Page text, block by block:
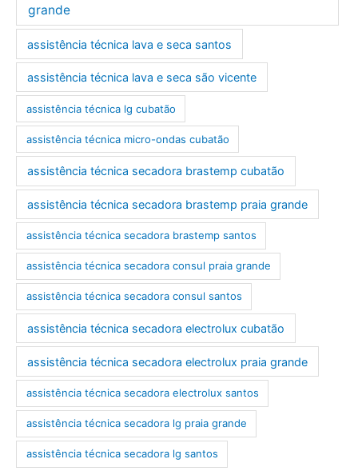
grande
assistência técnica lava e seca santos
assistência técnica lava e seca são vicente
assistência técnica lg cubatão
assistência técnica micro-ondas cubatão
assistência técnica secadora brastemp cubatão
assistência técnica secadora brastemp praia grande
assistência técnica secadora brastemp santos
assistência técnica secadora consul praia grande
assistência técnica secadora consul santos
assistência técnica secadora electrolux cubatão
assistência técnica secadora electrolux praia grande
assistência técnica secadora electrolux santos
assistência técnica secadora lg praia grande
assistência técnica secadora lg santos